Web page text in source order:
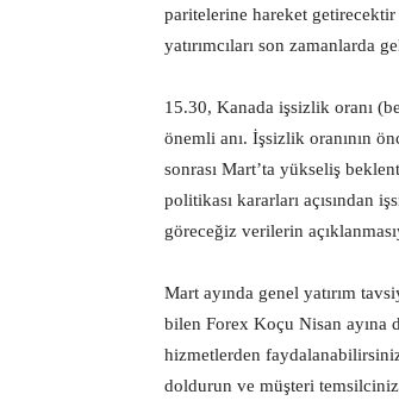
paritelerine hareket
yatırımcıları son zamanlarda
15.30, Kanada işsizlik oranı
önemli anı. İşsizlik oranının
sonrası Mart’ta yükseliş
politikası kararları açısından
göreceğiz verilerin
Mart ayında genel yatırım
bilen Forex Koçu Nisan ayına
hizmetlerden
doldurun ve müşteri